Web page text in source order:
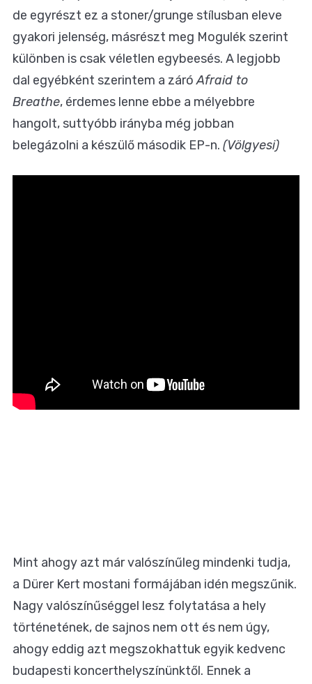
de egyrészt ez a stoner/grunge stílusban eleve
gyakori jelenség, másrészt meg Mogulék szerint
különben is csak véletlen egybeesés. A legjobb
dal egyébként szerintem a záróAfraid to
Breathe, érdemes lenne ebbe a mélyebbre
hangolt, suttyóbb irányba még jobban
belegázolni a készülő második EP-n. (Völgyesi)
Mint ahogy azt már valószínűleg mindenki tudja,
a Dürer Kert mostani formájában idén megszűnik.
Nagy valószínűséggel lesz folytatása a hely
történetének, de sajnos nem ott és nem úgy,
ahogy eddig azt megszokhattuk egyik kedvenc
budapesti koncerthelyszínünktől. Ennek a